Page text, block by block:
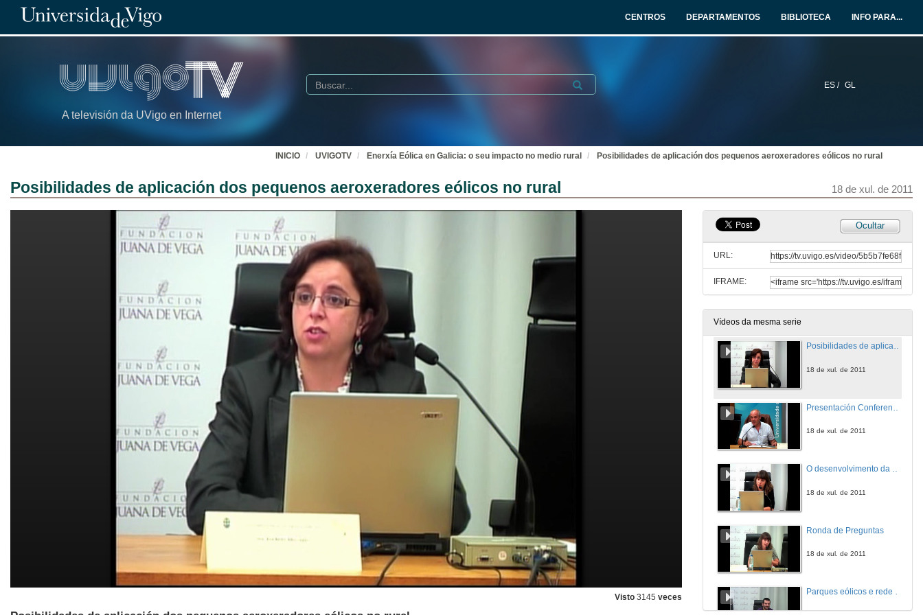
CENTROS DEPARTAMENTOS BIBLIOTECA INFO PARA...
A televisión da UVigo en Internet
ES / GL
Buscar Submit
INICIO UVIGOTV Enerxía Eólica en Galicia: o seu impacto no medio rural Posibilidades de aplicación dos pequenos aeroxeradores eólicos no rural
Posibilidades de aplicación dos pequenos aeroxeradores eólicos no rural 18 de xul. de 2011
Visto 3145 veces
Ocultar
URL:
IFRAME:
Vídeos da mesma serie
O Papel dos parques eólicos nos municipios galegos
18 de xul. de 2011
Ronda de Preguntas
Presentación Conferencia Ana Belén Albo López
18 de xul. de 2011
Posibilidades de aplicación dos pequenos aeroxeradores eólicos no rural
18 de xul. de 2011
18 de xul. de 2011
O desenvolvimento da energia eólica em Portugal
18 de xul. de 2011
Ronda de Preguntas
18 de xul. de 2011
Parques eólicos e rede natura en Galiza